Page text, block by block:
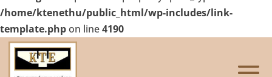
/home/ktenethu/public_html/wp-includes/link-
template.phpon line4190